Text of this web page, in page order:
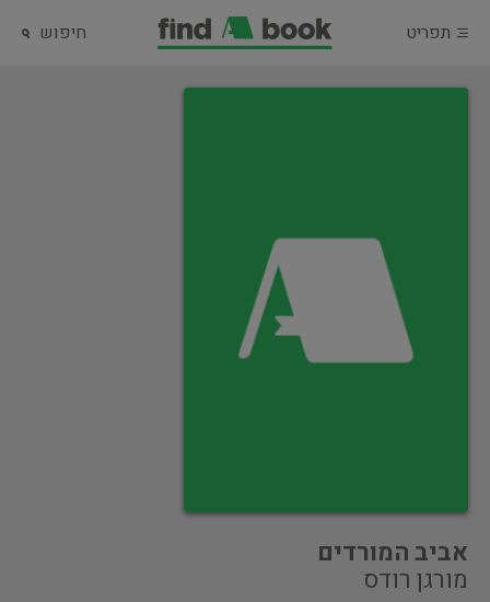
תפריט חיפוש
אביב המורדים
מורגן רודס